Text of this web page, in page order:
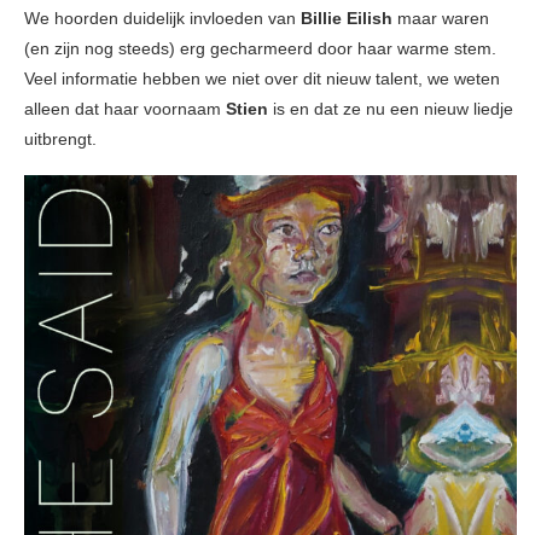
We hoorden duidelijk invloeden van Billie Eilish maar waren
(en zijn nog steeds) erg gecharmeerd door haar warme stem.
Veel informatie hebben we niet over dit nieuw talent, we weten
alleen dat haar voornaam Stien is en dat ze nu een nieuw liedje
uitbrengt.